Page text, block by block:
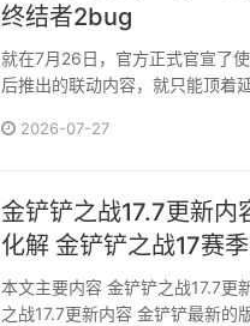
终结者2bug
就在7月26日，官方正式官宣了
后推出的联动内容，就只能顶着
2026-07-27
金铲铲之战17.7更新内
化解 金铲铲之战17赛
本文主要内容 金铲铲之战17.7更新内容 国外玩金铲铲国服延迟高登录失败怎么解决 1.金铲铲
之战17.7更新内容 金铲铲最新的版本更新内容已经出来了，一方面S16.5更新了一堆新的棋